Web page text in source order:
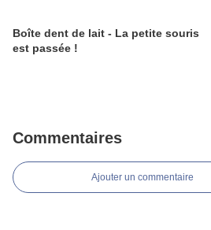
Boîte dent de lait - La petite souris
est passée !
Commentaires
Ajouter un commentaire